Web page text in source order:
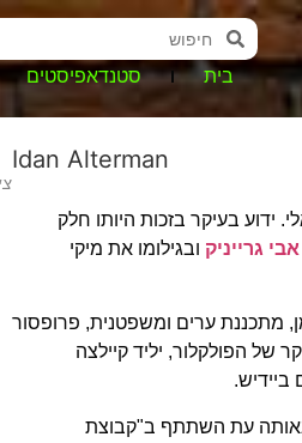
בית סטנדאפיסטים
Idan Alterman
ידוע בעיקר בזכות היותו חלק
אבי גרייניק ובגילומו את מיקי
מתכננת ערים ומשפטנית, פרופסור
של הפולקלור, יליד קיילצה
ביידיש.
באותה עת השתתף ב"קבוצת